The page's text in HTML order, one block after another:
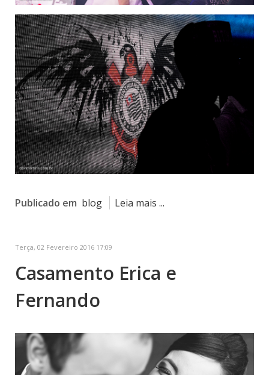
Publicado em blog Leia mais ...
Terça, 02 Fevereiro 2016 17:09
Casamento Erica e
Fernando